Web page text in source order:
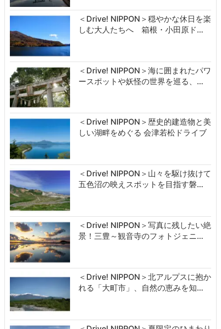
＜Drive! NIPPON＞穏やかな休日を楽
しむ大人たちへ 箱根・小田原ド…
＜Drive! NIPPON＞海に囲まれたパワ
ースポットや妖怪の世界を巡る、…
＜Drive! NIPPON＞歴史的建造物と美
しい湖畔をめぐる 会津若松ドライブ
＜Drive! NIPPON＞山々を駆け抜けて
五色沼の映えスポットを目指す磐…
＜Drive! NIPPON＞写真に残したい絶
景！三豊～観音寺のフォトジェニ…
＜Drive! NIPPON＞北アルプスに抱か
れる「大町市」、自然の恵みを知…